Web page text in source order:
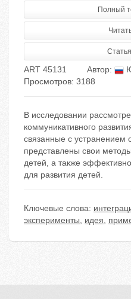
Полный
ART 45131 Автор:
Просмотров: 3188
В исследовании
коммуникативного
связанные с устранением
представлены свои
детей, а также
для развития детей.
Ключевые слова:
эксперименты, идея,